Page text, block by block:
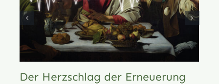
Der Herzschlag der Erneuerung